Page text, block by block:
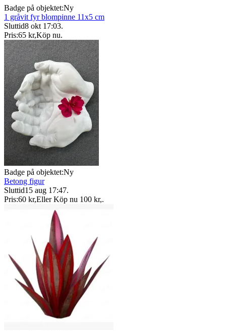
Badge på objektet:Ny
1 gråvit fyr blompinne 11x5 cm
Sluttid8 okt 17:03.
Pris:65 kr,Köp nu.
Badge på objektet:Ny
Betong figur
Sluttid15 aug 17:47.
Pris:60 kr,Eller Köp nu 100 kr,.